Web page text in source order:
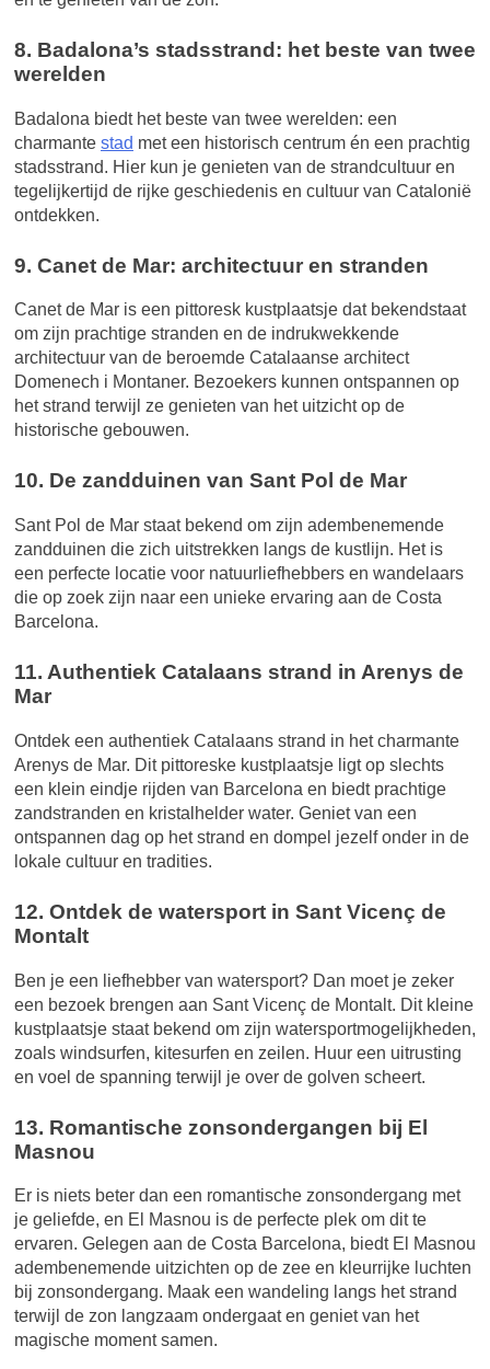
8. Badalona’s stadsstrand: het beste van twee
werelden
Badalona biedt het beste van twee werelden: een
charmante stad met een historisch centrum én een prachtig
stadsstrand. Hier kun je genieten van de strandcultuur en
tegelijkertijd de rijke geschiedenis en cultuur van Catalonië
ontdekken.
9. Canet de Mar: architectuur en stranden
Canet de Mar is een pittoresk kustplaatsje dat bekendstaat
om zijn prachtige stranden en de indrukwekkende
architectuur van de beroemde Catalaanse architect
Domenech i Montaner. Bezoekers kunnen ontspannen op
het strand terwijl ze genieten van het uitzicht op de
historische gebouwen.
10. De zandduinen van Sant Pol de Mar
Sant Pol de Mar staat bekend om zijn adembenemende
zandduinen die zich uitstrekken langs de kustlijn. Het is
een perfecte locatie voor natuurliefhebbers en wandelaars
die op zoek zijn naar een unieke ervaring aan de Costa
Barcelona.
11. Authentiek Catalaans strand in Arenys de
Mar
Ontdek een authentiek Catalaans strand in het charmante
Arenys de Mar. Dit pittoreske kustplaatsje ligt op slechts
een klein eindje rijden van Barcelona en biedt prachtige
zandstranden en kristalhelder water. Geniet van een
ontspannen dag op het strand en dompel jezelf onder in de
lokale cultuur en tradities.
12. Ontdek de watersport in Sant Vicenç de
Montalt
Ben je een liefhebber van watersport? Dan moet je zeker
een bezoek brengen aan Sant Vicenç de Montalt. Dit kleine
kustplaatsje staat bekend om zijn watersportmogelijkheden,
zoals windsurfen, kitesurfen en zeilen. Huur een uitrusting
en voel de spanning terwijl je over de golven scheert.
13. Romantische zonsondergangen bij El
Masnou
Er is niets beter dan een romantische zonsondergang met
je geliefde, en El Masnou is de perfecte plek om dit te
ervaren. Gelegen aan de Costa Barcelona, biedt El Masnou
adembenemende uitzichten op de zee en kleurrijke luchten
bij zonsondergang. Maak een wandeling langs het strand
terwijl de zon langzaam ondergaat en geniet van het
magische moment samen.